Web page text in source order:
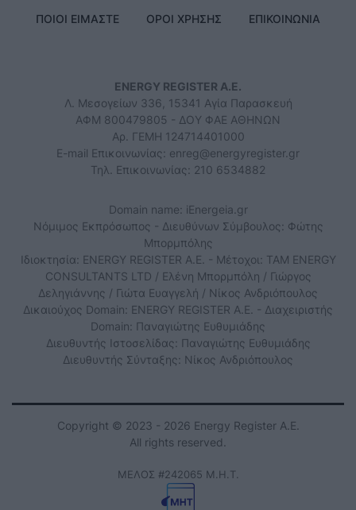
ΠΟΙΟΙ ΕΙΜΑΣΤΕ ΟΡΟΙ ΧΡΗΣΗΣ ΕΠΙΚΟΙΝΩΝΙΑ
ENERGY REGISTER Α.Ε.
Λ. Μεσογείων 336, 15341 Αγία Παρασκευή
ΑΦΜ 800479805 - ΔΟΥ ΦΑΕ ΑΘΗΝΩΝ
Αρ. ΓΕΜΗ 124714401000
E-mail Επικοινωνίας: enreg@energyregister.gr
Τηλ. Επικοινωνίας: 210 6534882
Domain name: iEnergeia.gr
Νόμιμος Εκπρόσωπος - Διευθύνων Σύμβουλος: Φώτης
Μπορμπόλης
Ιδιοκτησία: ENERGY REGISTER Α.Ε. - Μέτοχοι: TAM ENERGY
CONSULTANTS LTD / Ελένη Μπορμπόλη / Γιώργος
Δεληγιάννης / Γιώτα Ευαγγελή / Νίκος Ανδριόπουλος
Δικαιούχος Domain: ENERGY REGISTER Α.Ε. - Διαχειριστής
Domain: Παναγιώτης Ευθυμιάδης
Διευθυντής Ιστοσελίδας: Παναγιώτης Ευθυμιάδης
Διευθυντής Σύνταξης: Νίκος Ανδριόπουλος
Copyright © 2023 - 2026 Energy Register Α.Ε.
All rights reserved.
ΜΕΛΟΣ #242065 Μ.Η.Τ.